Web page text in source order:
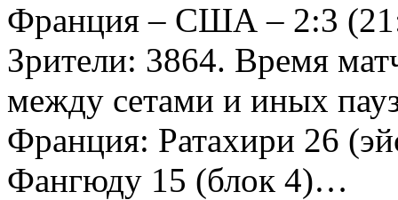
Франция – США – 2:3
Зрители: 3864. Время
между сетами и иных
Франция: Ратахири 26
Фангюду 15 (блок 4)…